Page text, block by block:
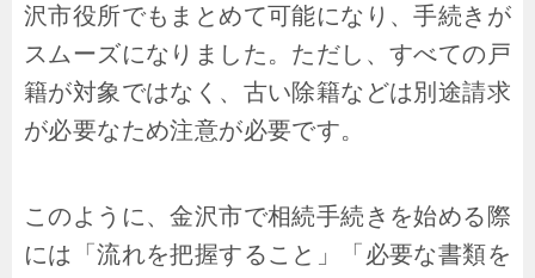
沢市役所でもまとめて可能になり、手続きが
スムーズになりました。ただし、すべての戸
籍が対象ではなく、古い除籍などは別途請求
が必要なため注意が必要です。
このように、金沢市で相続手続きを始める際
には「流れを把握すること」「必要な書類を